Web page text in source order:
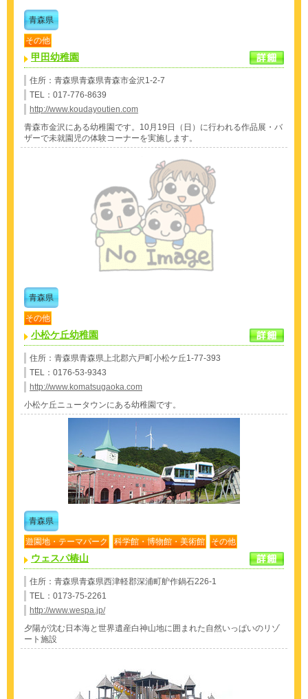
青森県
その他
甲田幼稚園
住所：青森県青森県青森市金沢1-2-7
TEL：017-776-8639
http://www.koudayoutien.com
青森市金沢にある幼稚園です。10月19日（日）に行われる作品展・バ
ザーで未就園児の体験コーナーを実施します。
青森県
その他
小松ケ丘幼稚園
住所：青森県青森県上北郡六戸町小松ケ丘1-77-393
TEL：0176-53-9343
http://www.komatsugaoka.com
小松ケ丘ニュータウンにある幼稚園です。
青森県
遊園地・テーマパーク 科学館・博物館・美術館 その他
ウェスパ椿山
住所：青森県青森県西津軽郡深浦町舮作鍋石226-1
TEL：0173-75-2261
http://www.wespa.jp/
夕陽が沈む日本海と世界遺産白神山地に囲まれた自然いっぱいのリゾ
ート施設